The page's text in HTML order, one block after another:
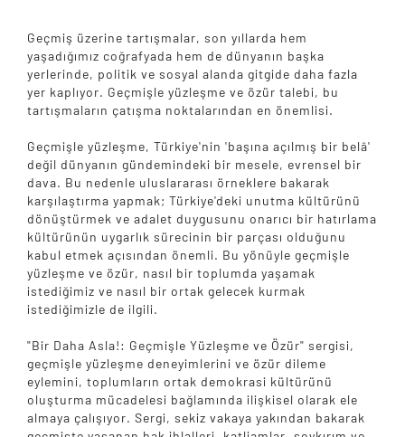
Geçmiş üzerine tartışmalar, son yıllarda hem
yaşadığımız coğrafyada hem de dünyanın başka
yerlerinde, politik ve sosyal alanda gitgide daha fazla
yer kaplıyor. Geçmişle yüzleşme ve özür talebi, bu
tartışmaların çatışma noktalarından en önemlisi.
Geçmişle yüzleşme, Türkiye'nin 'başına açılmış bir belâ'
değil dünyanın gündemindeki bir mesele, evrensel bir
dava. Bu nedenle uluslararası örneklere bakarak
karşılaştırma yapmak; Türkiye'deki unutma kültürünü
dönüştürmek ve adalet duygusunu onarıcı bir hatırlama
kültürünün uygarlık sürecinin bir parçası olduğunu
kabul etmek açısından önemli. Bu yönüyle geçmişle
yüzleşme ve özür, nasıl bir toplumda yaşamak
istediğimiz ve nasıl bir ortak gelecek kurmak
istediğimizle de ilgili.
"Bir Daha Asla!: Geçmişle Yüzleşme ve Özür" sergisi,
geçmişle yüzleşme deneyimlerini ve özür dileme
eylemini, toplumların ortak demokrasi kültürünü
oluşturma mücadelesi bağlamında ilişkisel olarak ele
almaya çalışıyor. Sergi, sekiz vakaya yakından bakarak